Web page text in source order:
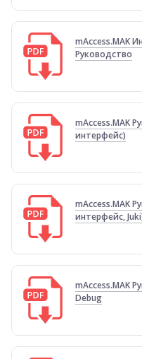
mAccess.MAK
Руководство
mAccess.MAK
интерфейс)
mAccess.MAK
интерфейс,
mAccess.MAK
Debug